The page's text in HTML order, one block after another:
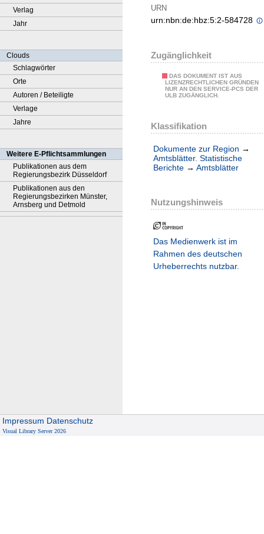
Verlag
Jahr
Clouds
Schlagwörter
Orte
Autoren / Beteiligte
Verlage
Jahre
Weitere E-Pflichtsammlungen
Publikationen aus dem
Regierungsbezirk Düsseldorf
Publikationen aus den
Regierungsbezirken Münster,
Arnsberg und Detmold
URN
urn:nbn:de:hbz:5:2-584728
Zugänglichkeit
DAS DOKUMENT IST AUS
LIZENZRECHTLICHEN GRÜNDEN
NUR AN DEN SERVICE-PCS DER
ULB ZUGÄNGLICH.
Klassifikation
Dokumente zur Region →
Amtsblätter. Statistische
Berichte → Amtsblätter
Nutzungshinweis
Das Medienwerk ist im
Rahmen des deutschen
Urheberrechts nutzbar.
Impressum Datenschutz
Visual Library Server 2026